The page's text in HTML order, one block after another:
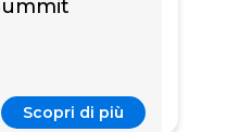
Scopri di più